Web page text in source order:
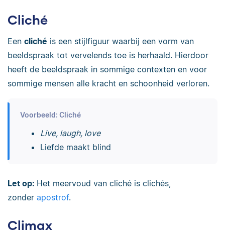
Cliché
Een cliché is een stijlfiguur waarbij een vorm van
beeldspraak tot vervelends toe is herhaald. Hierdoor
heeft de beeldspraak in sommige contexten en voor
sommige mensen alle kracht en schoonheid verloren.
Voorbeeld: Cliché
Live, laugh, love
Liefde maakt blind
Let op: Het meervoud van cliché is clichés,
zonder apostrof.
Climax